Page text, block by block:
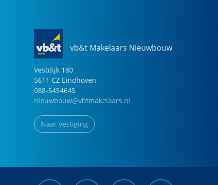
vb&t Makelaars Nieuwbouw
Vestdijk 180
5611 CZ Eindhoven
088-5454645
nieuwbouw@vbtmakelaars.nl
Naar vestiging